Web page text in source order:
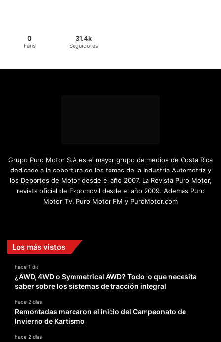
0
Fans
31.4k
Seguidores
Grupo Puro Motor S.A es el mayor grupo de medios de Costa Rica
dedicado a la cobertura de los temas de la Industria Automotriz y
los Deportes de Motor desde el año 2007. La Revista Puro Motor,
revista oficial de Expomovil desde el año 2009. Además Puro
Motor TV, Puro Motor FM y PuroMotor.com
Los más vistos
hace 1 día
¿AWD, 4WD o Symmetrical AWD? Todo lo que necesita
saber sobre los sistemas de tracción integral
hace 2 días
Remontadas marcaron el inicio del Campeonato de
Invierno de Kartismo
hace 2 días